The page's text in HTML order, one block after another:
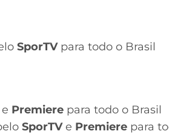
SporTVpara todo o Brasil
Premiere para todo o Brasil
SporTVe Premiere para